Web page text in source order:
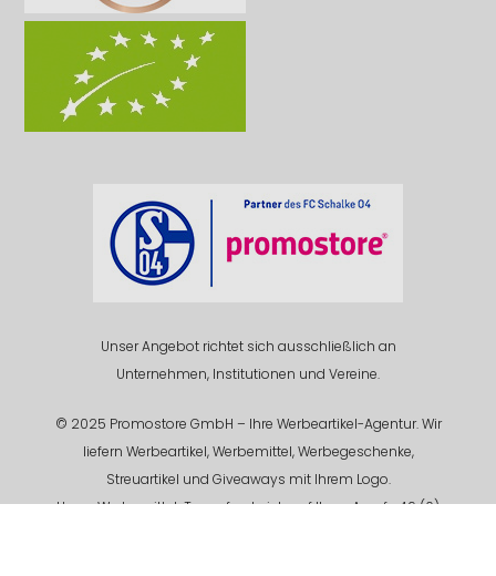
Unser Angebot richtet sich ausschließlich an
Unternehmen, Institutionen und Vereine.
© 2025 Promostore GmbH – Ihre Werbeartikel-Agentur. Wir
liefern Werbeartikel, Werbemittel, Werbegeschenke,
Streuartikel und Giveaways mit Ihrem Logo.
Unser Werbemittel-Team freut sich auf Ihren Anruf +49 (0)